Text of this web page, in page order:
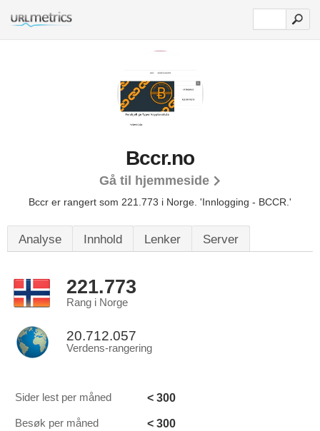
Bccr.no
Gå til hjemmeside
Bccr er rangert som 221.773 i Norge. 'Innlogging - BCCR.'
Analyse Innhold Lenker Server
221.773
Rang i Norge
20.712.057
Verdens-rangering
Sider lest per måned < 300
Besøk per måned < 300